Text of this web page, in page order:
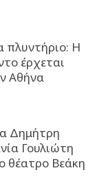
πλυντήριο: Η
έρχεται
Αθήνα
Δημήτρη
Γουλιώτη
θέατρο Βεάκη